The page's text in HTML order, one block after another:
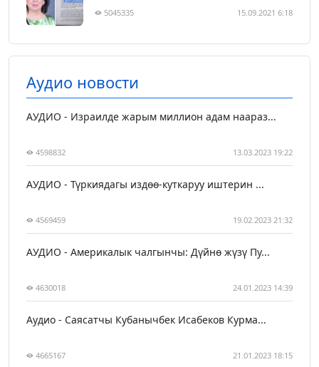
5045335 15.09.2021 6:18
Аудио новости
АУДИО - Израилде жарым миллион адам наараз...
4598832 13.03.2023 19:22
АУДИО - Түркиядагы издөө-куткаруу иштерин ...
4569459 19.02.2023 21:32
АУДИО - Америкалык чалгынчы: Дүйнө жүзү Пу...
4630018 24.01.2023 14:39
Аудио - Саясатчы Кубанычбек Исабеков Курма...
4665167 21.01.2023 18:15